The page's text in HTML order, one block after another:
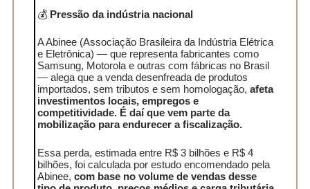
💰 Pressão da indústria nacional
A Abinee (Associação Brasileira da Indústria Elétrica
e Eletrônica) — que representa fabricantes como
Samsung, Motorola e outras com fábricas no Brasil
— alega que a venda desenfreada de produtos
importados, sem tributos e sem homologação, afeta
investimentos locais, empregos e
competitividade. É daí que vem parte da
mobilização para endurecer a fiscalização.
Essa perda, estimada entre R$ 3 bilhões e R$ 4
bilhões, foi calculada por estudo encomendado pela
Abinee, com base no volume de vendas desse